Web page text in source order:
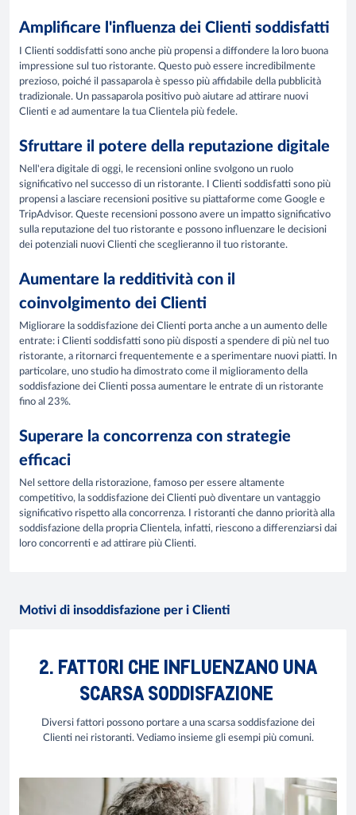
Amplificare l'influenza dei Clienti soddisfatti
I Clienti soddisfatti sono anche più propensi a diffondere la loro buona
impressione sul tuo ristorante. Questo può essere incredibilmente
prezioso, poiché il passaparola è spesso più affidabile della pubblicità
tradizionale. Un passaparola positivo può aiutare ad attirare nuovi
Clienti e ad aumentare la tua Clientela più fedele.
Sfruttare il potere della reputazione digitale
Nell'era digitale di oggi, le recensioni online svolgono un ruolo
significativo nel successo di un ristorante. I Clienti soddisfatti sono più
propensi a lasciare recensioni positive su piattaforme come Google e
TripAdvisor. Queste recensioni possono avere un impatto significativo
sulla reputazione del tuo ristorante e possono influenzare le decisioni
dei potenziali nuovi Clienti che sceglieranno il tuo ristorante.
Aumentare la redditività con il
coinvolgimento dei Clienti
Migliorare la soddisfazione dei Clienti porta anche a un aumento delle
entrate: i Clienti soddisfatti sono più disposti a spendere di più nel tuo
ristorante, a ritornarci frequentemente e a sperimentare nuovi piatti. In
particolare, uno studio ha dimostrato come il miglioramento della
soddisfazione dei Clienti possa aumentare le entrate di un ristorante
fino al 23%.
Superare la concorrenza con strategie
efficaci
Nel settore della ristorazione, famoso per essere altamente
competitivo, la soddisfazione dei Clienti può diventare un vantaggio
significativo rispetto alla concorrenza. I ristoranti che danno priorità alla
soddisfazione della propria Clientela, infatti, riescono a differenziarsi dai
loro concorrenti e ad attirare più Clienti.
Motivi di insoddisfazione per i Clienti
2. FATTORI CHE INFLUENZANO UNA
SCARSA SODDISFAZIONE
Diversi fattori possono portare a una scarsa soddisfazione dei
Clienti nei ristoranti. Vediamo insieme gli esempi più comuni.